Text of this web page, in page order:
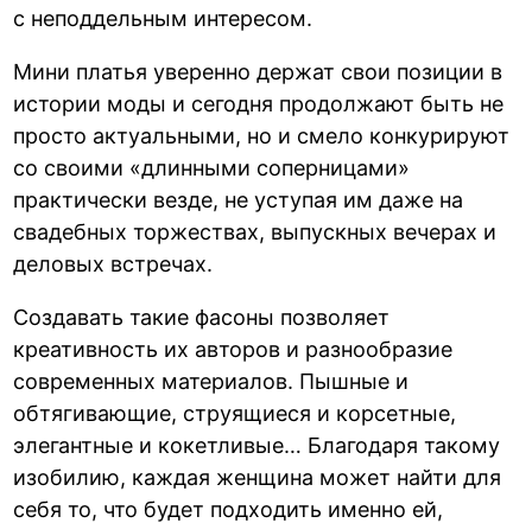
с неподдельным интересом.
Мини платья уверенно держат свои позиции в
истории моды и сегодня продолжают быть не
просто актуальными, но и смело конкурируют
со своими «длинными соперницами»
практически везде, не уступая им даже на
свадебных торжествах, выпускных вечерах и
деловых встречах.
Создавать такие фасоны позволяет
креативность их авторов и разнообразие
современных материалов. Пышные и
обтягивающие, струящиеся и корсетные,
элегантные и кокетливые… Благодаря такому
изобилию, каждая женщина может найти для
себя то, что будет подходить именно ей,